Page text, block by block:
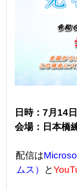
日時：7月14
会場：日本橋
配信は
ムス）
と